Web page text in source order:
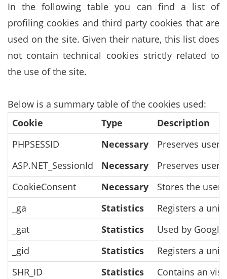
In the following table you can find a list of
profiling cookies and third party cookies that are
used on the site. Given their nature, this list does
not contain technical cookies strictly related to
the use of the site.
Below is a summary table of the cookies used:
Cookie
Type
Description
PHPSESSID
Necessary
Preserves user
ASP.NET_SessionId
Necessary
Preserves user
CookieConsent
Necessary
Stores the
_ga
Statistics
Registers a
_gat
Statistics
Used by
_gid
Statistics
Registers a
SHR_ID
Statistics
Contains an